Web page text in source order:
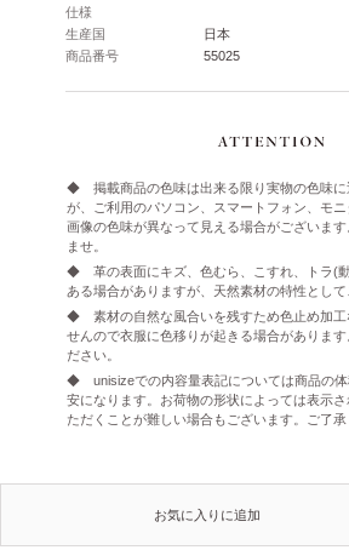
仕様
生産国
日本
商品番号
55025
◆ 掲載商品の色味は出来る限り実物の色味に
が、ご利用のパソコン、スマートフォン、モニ
画像の色味が異なって見える場合がございま
ませ。
◆ 革の表面にキズ、色むら、こすれ、トラ(
ある場合がありますが、天然素材の特性として
◆ 素材の自然な風合いを残すため色止め加工
せんので衣服に色移りが起きる場合があります
ださい。
◆ unisizeでの内容量表記については商品の体
安になります。お荷物の形状によっては表示
ただくことが難しい場合もございます。ご了承
お気に入りに追加